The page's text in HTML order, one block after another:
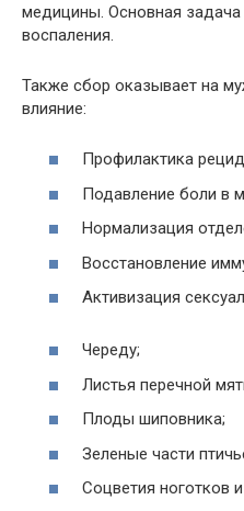
медицины. Основная
воспаления.
Также сбор оказывает на
влияние:
Профилактика
Подавление боли в
Нормализация
Восстановление
Активизация
Череду;
Листья перечной
Плоды шиповника;
Зеленые части
Соцветия ноготков